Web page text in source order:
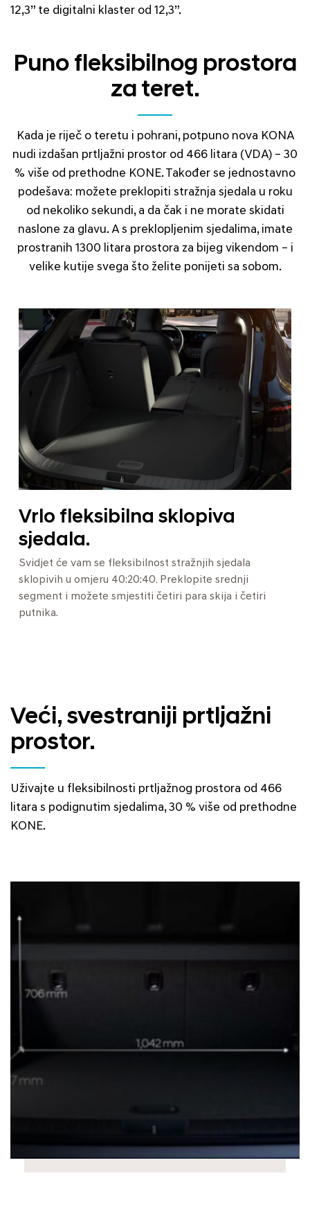
12,3” te digitalni klaster od 12,3”.
Puno fleksibilnog prostora
za teret.
Kada je riječ o teretu i pohrani, potpuno nova KONA
nudi izdašan prtljažni prostor od 466 litara (VDA) – 30
% više od prethodne KONE. Također se jednostavno
podešava: možete preklopiti stražnja sjedala u roku
od nekoliko sekundi, a da čak i ne morate skidati
naslone za glavu. A s preklopljenim sjedalima, imate
prostranih 1300 litara prostora za bijeg vikendom – i
velike kutije svega što želite ponijeti sa sobom.
Vrlo fleksibilna sklopiva
sjedala.
Svidjet će vam se fleksibilnost stražnjih sjedala
sklopivih u omjeru 40:20:40. Preklopite srednji
segment i možete smjestiti četiri para skija i četiri
putnika.
Veći, svestraniji prtljažni
prostor.
Uživajte u fleksibilnosti prtljažnog prostora od 466
litara s podignutim sjedalima, 30 % više od prethodne
KONE.